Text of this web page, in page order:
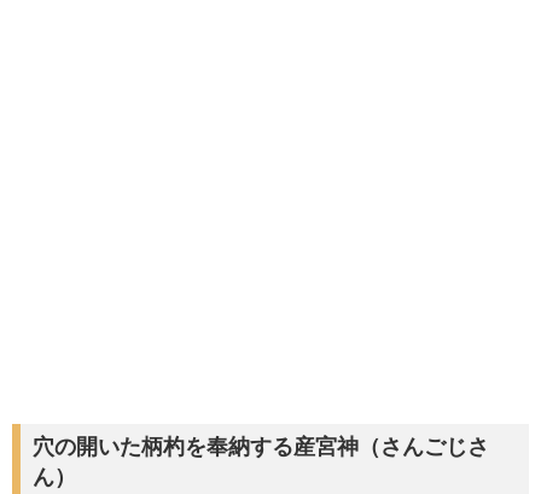
穴の開いた柄杓を奉納する産宮神（さんごじさ
ん）